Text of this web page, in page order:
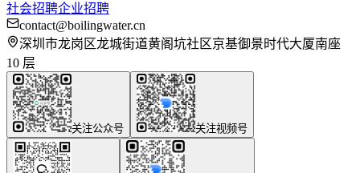
社会招聘企业招聘
contact@boilingwater.cn
深圳市龙岗区龙城街道黄阁坑社区京基御景时代大厦南座
10 层
关注公众号 关注视频号